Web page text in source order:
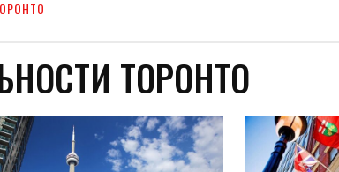
ТОРОНТО